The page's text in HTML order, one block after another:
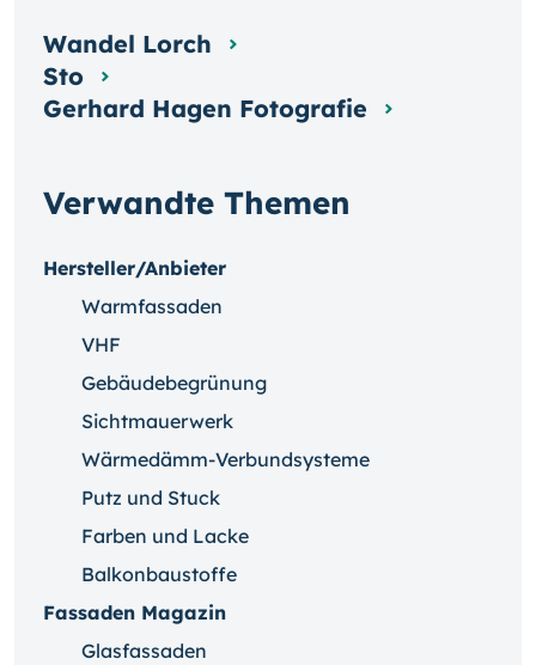
Verwandte Themen
Hersteller/Anbieter
Warmfassaden
VHF
Gebäudebegrünung
Sichtmauerwerk
Wärmedämm-Verbundsysteme
Putz und Stuck
Farben und Lacke
Balkonbaustoffe
Fassaden Magazin
Glasfassaden
Wandel Lorch
Sto
Gerhard Hagen Fotografie